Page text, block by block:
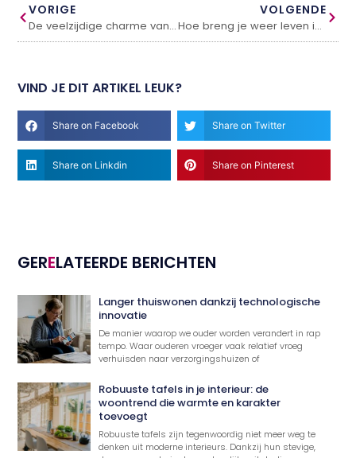
VORIGE
De veelzijdige charme van Gietvloeren in Utrecht
VOLGENDE
Hoe breng je weer leven in je badkamer
VIND JE DIT ARTIKEL LEUK?
Share on Facebook Share on Twitter
Share on Linkdin Share on Pinterest
GERELATEERDE BERICHTEN
Langer thuiswonen dankzij technologische
innovatie
De manier waarop we ouder worden verandert in rap
tempo. Waar ouderen vroeger vaak relatief vroeg
verhuisden naar verzorgingshuizen of
Robuuste tafels in je interieur: de
woontrend die warmte en karakter
toevoegt
Robuuste tafels zijn tegenwoordig niet meer weg te
denken uit moderne interieurs. Dankzij hun stevige,